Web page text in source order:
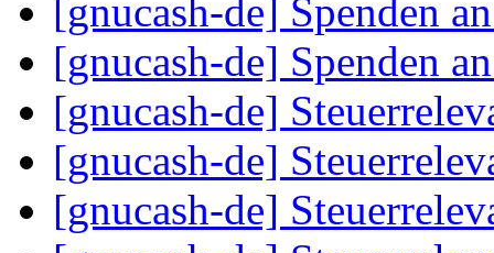
[gnucash-de] Spenden
[gnucash-de] Spenden
[gnucash-de]
[gnucash-de]
[gnucash-de]